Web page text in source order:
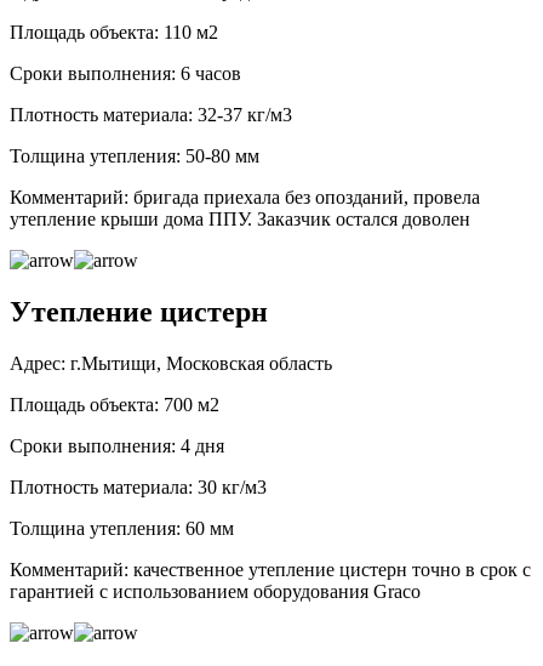
Площадь объекта: 110 м2
Сроки выполнения: 6 часов
Плотность материала: 32-37 кг/м3
Толщина утепления: 50-80 мм
Комментарий: бригада приехала без опозданий, провела
утепление крыши дома ППУ. Заказчик остался доволен
Утепление цистерн
Адрес: г.Мытищи, Московская область
Площадь объекта: 700 м2
Сроки выполнения: 4 дня
Плотность материала: 30 кг/м3
Толщина утепления: 60 мм
Комментарий: качественное утепление цистерн точно в срок с
гарантией с использованием оборудования Graco